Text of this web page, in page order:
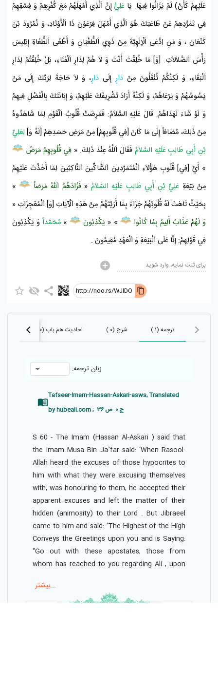
عَلَيْهِمْ كَأَنْ) لَمْ يَزَالُوا فِيهَا. يَا عَلِيُّ إِنَّ اَلَّذِي أَمْهَلَهُمْ مَعَ كُفْرِهِمْ وَ فِسْقِهِمْ
فِي تَمَرُّدِهِمْ عَنْ طَاعَتِكَ هُوَ اَلَّذِي أَمْهَلَفِرْعَوْنَ ذَا اَلْأَوْتَادِ، وَ نُمْرُودَ بْنَ
كَنْعَانَ، وَ مَنِ اِدَّعَى اَلْإِلَهِيَّةَ مِنْ ذَوِي اَلطُّغْيَانِ وَ أَطْغَى اَلطُّغَاةِإِبْلِيسَ
رَأْسَ اَلضَّلاَلاَتِ. [وَ] مَا خُلِقْتَ أَنْتَ وَ لاَ هُمْ لِدَارِ اَلْفَنَاءِ، بَلْ خُلِقْتُمْ لِدَارِ
اَلْبَقَاءِ، وَ لَكِنَّكُمْ تُنْقَلُونَ مِنْ دَارٍإِلَى دَارٍ، وَ لاَ حَاجَةَ لِرَبِّكَ إِلَى مَنْ
يَسُوسُهُمْ وَ يَرْعَاهُمْ، وَ لَكِنَّهُ أَرَادَ تَشْرِيفَكَ عَلَيْهِمْ، وَ إِبَانَتَكَ بِالْفَضْلِ فِيهِمْ
وَ لَوْ شَاءَ لَهَدَاهُمْ. قَالَ عَلَيْهِ السَّلاَمُ: فَمَرِضَتْ قُلُوبُ اَلْقَوْمِ لِمَا شَاهَدُوهُ
مِنْ ذَلِكَ، مُضَافاً إِلَى مَا كَانَ [فِي قُلُوبِهِمْ] مِنْ مَرَضِ حَسَدِهِمْ [لَهُ وَ] لِعَلِيِّ
بْنِ أَبِي طَالِبٍ عَلَيْهِ السَّلاَمُ فَقَالَ اَللَّهُ عِنْدَ ذَلِكَ. «فِي قُلُوبِهِمْ مَرَضٌ
» أَيْ [فِي] قُلُوبِ هَؤُلاَءِ اَلْمُتَمَرِّدِينَ اَلشَّاكِّينَ اَلنَّاكِثِينَ لِمَا أَخَذْتَ عَلَيْهِمْ
مِنْ بَيْعَةِ عَلِيِّ بْنِ أَبِي طَالِبٍ عَلَيْهِ السَّلاَمُ «فَزٰادَهُمُ اَللّٰهُ مَرَضاً
»
بِحَيْثُ تَاهَتْ لَهُ قُلُوبُهُمْ جَزَاءً بِمَا أَرَيْتَهُمْ مِنْ هَذِهِ اَلْآيَاتِ [وَ] اَلْمُعْجِزَاتِ «
وَ لَهُمْ عَذٰابٌ أَلِيمٌ بِمٰا كٰانُوا
» «يَكْذِبُونَ » مُحَمَّداًوَ يَكْذِبُونَ
فِي قَوْلِهِمْ: إِنَّا عَلَى اَلْبَيْعَةِ وَ اَلْعَهْدِ مُقِيمُونَ .
برای ثبت نمایه، وارد شوید
http://noo.rs/WJlDO
ترجمه (۱ ) شرح (۰ ) احادیث هم باب (۰)
زبان ترجمه:
Tafseer-Imam-Hassan-Askari-asws, Translated
by hubeali.com ; ج ۰ ص ۳۶
S 60 - The Imam (Hassan Al-Askari ) said that
the Imam Musa Bin Ja`far said: ‘When Rasool-
Allah heard the excuses of those hypocrites to
him with what they were excusing themselves
with, was honouring to them, he accepted their
apparent excuses and left the matter of their
hidden (animosity) to their Lord . But Jibraeel
came to him and said: ‘The Highest of the High
Conveys the Greetings upon you and is Saying:
“Go out with these apostates, those from
whom has reached to you regarding Ali , upon
themselves upon opposing Ali , so that he may
show them some wonders that He has
بیشتر...